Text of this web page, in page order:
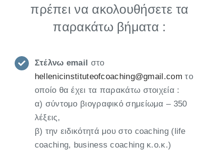
πρέπει να ακολουθήσετε τα
παρακάτω βήματα :
Στέλνω email
στο
hellenicinstituteofcoaching@gmail.com το
οποίο θα έχει τα παρακάτω στοιχεία :
α) σύντομο βιογραφικό σημείωμα – 350
λέξεις,
β) την ειδικότητά μου στο coaching (life
coaching, business coaching κ.ο.κ.)